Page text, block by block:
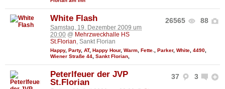
26565 88
White Flash
Samstag, 19. Dezember 2009 um
20:00 @ Mehrzweckhalle HS
St.Florian, Sankt Florian
Happy, Party, AT, Happy Hour, Warm Fette. Parker, White 4490
Wiener Straße 44 Sankt Florian
37 3
Peterlfeuer der JVP
St.Florian